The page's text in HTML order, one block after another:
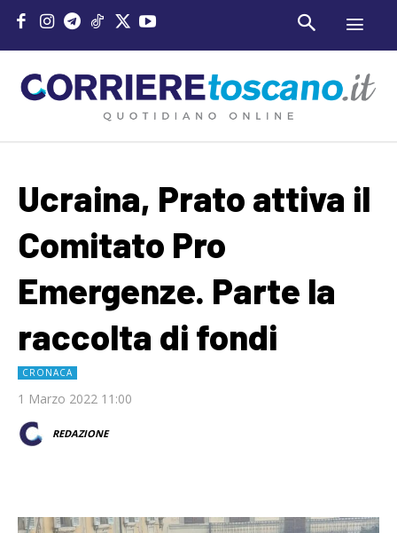
Ucraina, Prato attiva il
Comitato Pro
Emergenze. Parte la
raccolta di fondi
CRONACA
1 Marzo 2022 11:00
REDAZIONE